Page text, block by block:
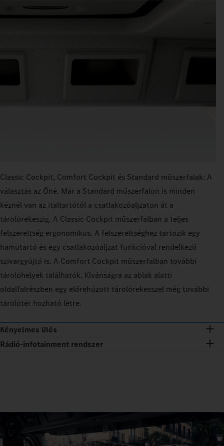
Classic Cockpit, Comfort Cockpit és Standard műszerfalak: A
választás az Öné. Már a Standard műszerfalon is minden
kéznél van az italtartótól a csatlakozóaljzaton át a
tárolórekeszig. A Classic Cockpit műszerfalban a teljes
felszereltség ergonomikus. A felszereltséghez tartozik egy
hamutartó és egy csatlakozóaljzat funkcióval rendelkező
szivargyújtó is. A Comfort Cockpit műszerfalban további
tárolóhelyek találhatók. Kívánságra az ablak alatti
oldalfalrészben egy előrehúzott tárolórekesszel még további
tárolótér hozható létre.
Kényelmes ülés
Rádió-infotainment rendszer